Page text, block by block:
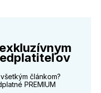
článkom?
PREMIUM